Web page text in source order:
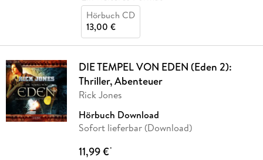
Hörbuch CD
13,00 €
DIE TEMPEL VON EDEN (Eden 2):
Thriller, Abenteuer
Rick Jones
Hörbuch Download
Sofort lieferbar (Download)
11,99 €*